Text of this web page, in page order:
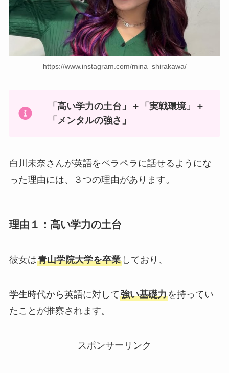
https://www.instagram.com/mina_shirakawa/
「高い学力の土台」＋「実戦環境」＋
「メンタルの強さ」
白川未奈さんが英語をペラペラに話せるようにな
った理由には、３つの理由があります。
理由１：高い学力の土台
彼女は青山学院大学を卒業しており、
学生時代から英語に対して強い基礎力を持ってい
たことが推察されます。
スポンサーリンク